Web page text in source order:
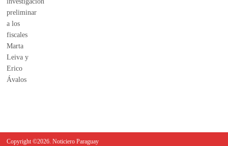
Copyright ©2026. Noticiero Paraguay